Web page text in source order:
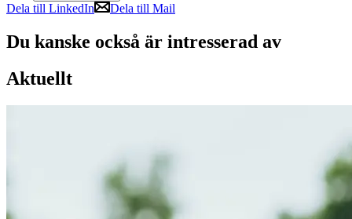
Dela till LinkedIn
Dela till Mail
Du kanske också är intresserad av
Aktuellt